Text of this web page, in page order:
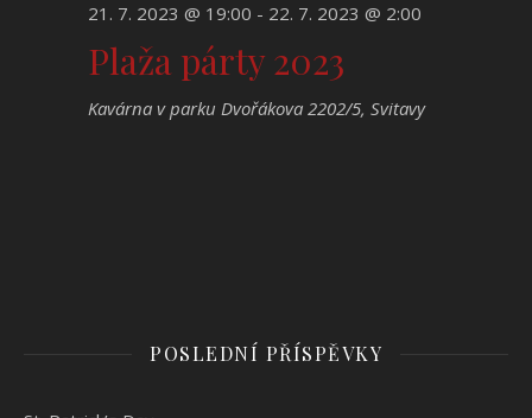
21. 7. 2023 @ 19:00 - 22. 7. 2023 @ 2:00
Plaža párty 2023
Kavárna v parku Dvořákova 2202/5, Svitavy
POSLEDNÍ PŘÍSPĚVKY